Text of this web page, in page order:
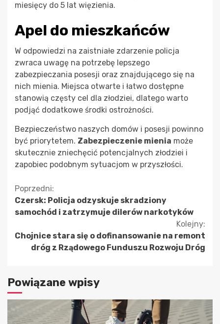
miesięcy do 5 lat więzienia.
Apel do mieszkańców
W odpowiedzi na zaistniałe zdarzenie policja
zwraca uwagę na potrzebę lepszego
zabezpieczania posesji oraz znajdującego się na
nich mienia. Miejsca otwarte i łatwo dostępne
stanowią częsty cel dla złodziei, dlatego warto
podjąć dodatkowe środki ostrożności.
Bezpieczeństwo naszych domów i posesji powinno
być priorytetem. Zabezpieczenie mienia może
skutecznie zniechęcić potencjalnych złodziei i
zapobiec podobnym sytuacjom w przyszłości.
Kontynuuj
czytanie
Poprzedni:
Czersk: Policja odzyskuje skradziony
samochód i zatrzymuje dilerów narkotyków
Kolejny:
Chojnice stara się o dofinansowanie na remont
dróg z Rządowego Funduszu Rozwoju Dróg
Powiązane wpisy